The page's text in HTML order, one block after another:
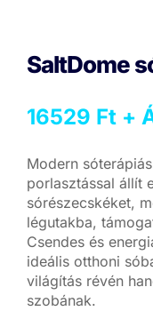
SaltDome
16529 Ft +
Modern s
porlasztással állít
sórészecskéket,
légutakba,
Csendes és
ideális otthoni
világítás révén
szobának.